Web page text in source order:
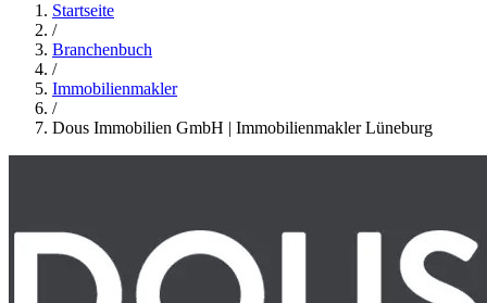
Startseite
/
Branchenbuch
/
Immobilienmakler
/
Dous Immobilien GmbH | Immobilienmakler Lüneburg